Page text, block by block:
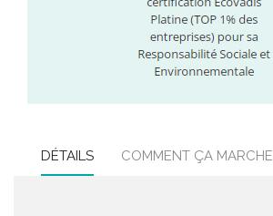
DÉTAILS COMMENT ÇA MARCHE